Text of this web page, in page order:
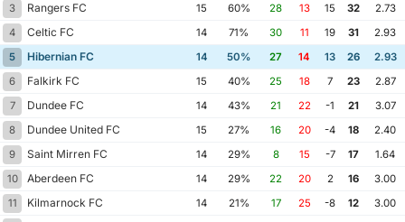
3
Rangers FC 15 60% 28 13 15 32
2.73
4
Celtic FC 14 71% 30 11 19 31
2.93
5
Hibernian FC 14 50% 27 14 13 26
2.93
6
Falkirk FC 15 40% 25 18 7 23
2.87
7
Dundee FC 14 43% 21 22 -1 21
3.07
8
Dundee United FC 15 27% 16 20 -4 18
2.40
9
Saint Mirren FC 14 29% 8 15 -7 17
1.64
10
Aberdeen FC 14 29% 22 20 2 16
3.00
11
Kilmarnock FC 14 21% 17 25 -8 12
3.00